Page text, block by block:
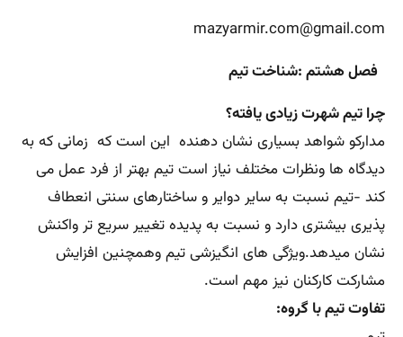
mazyarmir.com@gmail.com
فصل هشتم :شناخت تیم
چرا تیم شهرت زیادی یافته؟
مدارکو شواهد بسیاری نشان دهنده این است که زمانی که به
دیدگاه ها ونظرات مختلف نیاز است تیم بهتر از فرد عمل می
کند -تیم نسبت به سایر دوایر و ساختارهای سنتی انعطاف
پذیری بیشتری دارد و نسبت به پدیده تغییر سریع تر واکنش
نشان میدهد.ویژگی های انگیزشی تیم وهمچنین افزایش
مشارکت کارکنان نیز مهم است.
تفاوت تیم با گروه: